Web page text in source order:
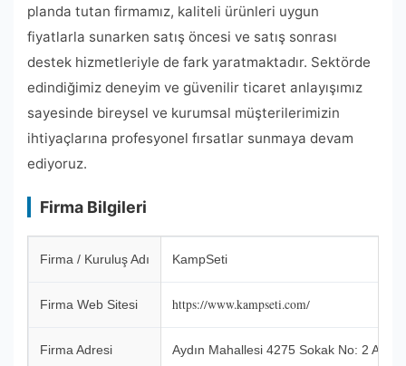
planda tutan firmamız, kaliteli ürünleri uygun
fiyatlarla sunarken satış öncesi ve satış sonrası
destek hizmetleriyle de fark yaratmaktadır. Sektörde
edindiğimiz deneyim ve güvenilir ticaret anlayışımız
sayesinde bireysel ve kurumsal müşterilerimizin
ihtiyaçlarına profesyonel fırsatlar sunmaya devam
ediyoruz.
Firma Bilgileri
Firma / Kuruluş Adı KampSeti
Firma Web Sitesi https://www.kampseti.com/
Firma Adresi Aydın Mahallesi 4275 Sokak No: 2 A